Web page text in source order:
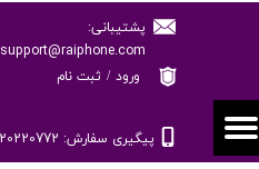
پشتیبانی:
support@raiphone.com
پیگیری سفارش: 09120220772
ورود / ثبت نام
حساب کاربری من
تغییر گذر واژه
سفارشات